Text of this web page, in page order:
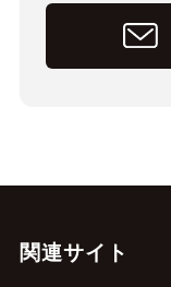
関連サイト